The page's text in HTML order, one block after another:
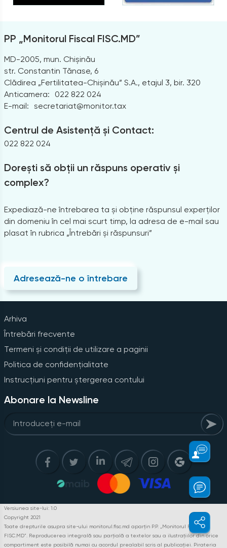
PP „Monitorul Fiscal FISC.MD”
MD-2005, mun. Chișinău
str. Constantin Tănase, 6
Clădirea „Fertilitatea-Chișinău” S.A., etajul 3, bir. 320
Anticamera:
022 822 024
E-mail: secretariat@monitor.tax
Centrul de Asistență și Contact:
022 822 024
Dorești să obții un răspuns operativ și
complex?
Expediază-ne întrebarea ta și obține răspunsul experților
din domeniu în cel mai scurt timp, la adresa de e-mail sau
plasat în rubrica „Întrebări și răspunsuri”
Adresează-ne o întrebare
Arhiva
Întrebări frecvente
Termeni și condiții de utilizare a paginii
Politica de confidențialitate
Instrucțiuni pentru ștergerea contului
Abonare la Newsline
Versiunea site-lui: 1.0
Copyright 2021
Toate drepturile asupra site-ului monitorul.fisc.md aparțin P.P. „Monitorul Fiscal
FISC.MD”. Reproducerea integrală sau parțială a textelor sau a ilustrațiilor din orice
compartiment este posibilă numai cu acordul prealabil scris al publicației. Pirateria